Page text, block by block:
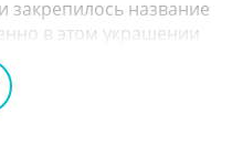
закрепилось название
в этом украшении
Разве
артефакта,